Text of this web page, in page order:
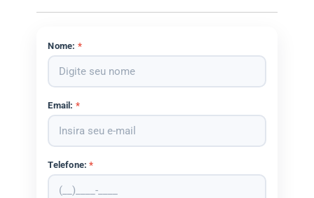
Nome: *
Email: *
Telefone:*